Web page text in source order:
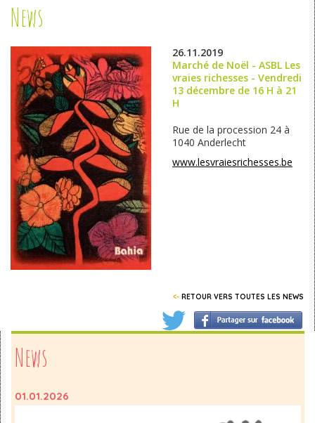
News
26.11.2019
Marché de Noël - ASBL Les
vraies richesses - Vendredi
13 décembre de 16 H à 21
H
Rue de la procession 24 à
1040 Anderlecht
www.lesvraiesrichesses.be
<- RETOUR VERS TOUTES LES NEWS
News
01.01.2026